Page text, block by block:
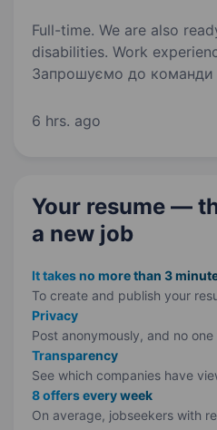
Full-time. We are also
disabilities. Work
Запрошуємо до команди
досвід ремонту
6 hrs. ago
Your resume —
a new job
It takes no more than 3
To create and publish your
Privacy
Post anonymously, and no
Transparency
See which companies have
8 offers every week
On average, jobseekers with